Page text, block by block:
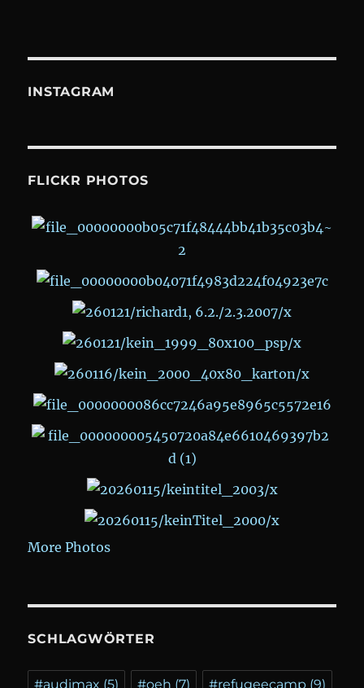
INSTAGRAM
FLICKR PHOTOS
More Photos
SCHLAGWÖRTER
#audimax (5) #oeh (7) #refugeecamp (9)